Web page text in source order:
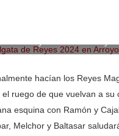
hacían los Reyes
ruego de que vuelvan a
esquina con Ramón y
Melchor y Baltasar